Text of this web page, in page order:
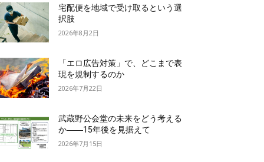
宅配便を地域で受け取るという選
択肢
2026年8月2日
「エロ広告対策」で、どこまで表
現を規制するのか
2026年7月22日
武蔵野公会堂の未来をどう考える
か――15年後を見据えて
2026年7月15日